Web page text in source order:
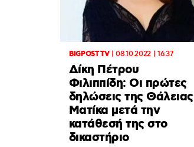
BIGPOST TV|08.10.2022 | 16:37
Δίκη Πέτρου
Φιλιππίδη: Οι πρώτες
δηλώσεις της Θάλειας
Ματίκα μετά την
κατάθεσή της στο
δικαστήριο